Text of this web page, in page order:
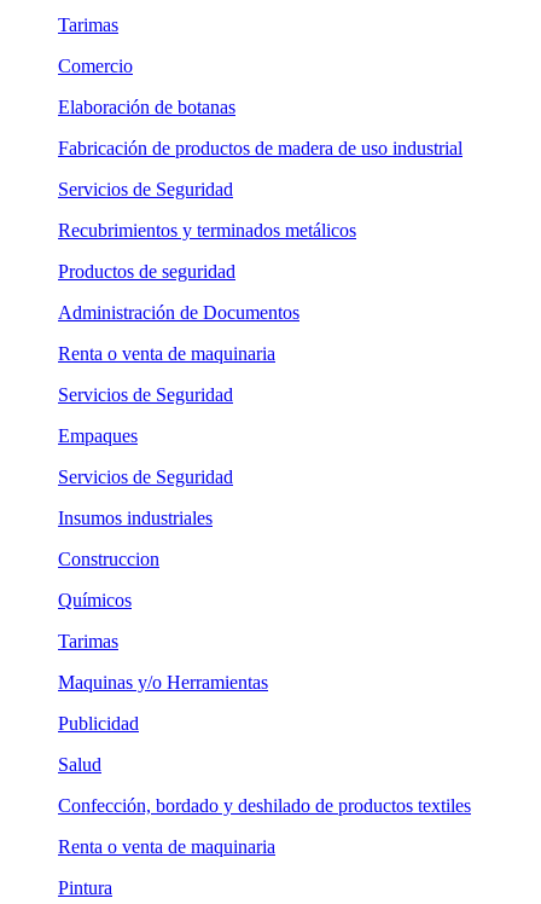
Tarimas
Comercio
Elaboración de botanas
Fabricación de productos de madera de uso industrial
Servicios de Seguridad
Recubrimientos y terminados metálicos
Productos de seguridad
Administración de Documentos
Renta o venta de maquinaria
Servicios de Seguridad
Empaques
Servicios de Seguridad
Insumos industriales
Construccion
Químicos
Tarimas
Maquinas y/o Herramientas
Publicidad
Salud
Confección, bordado y deshilado de productos textiles
Renta o venta de maquinaria
Pintura